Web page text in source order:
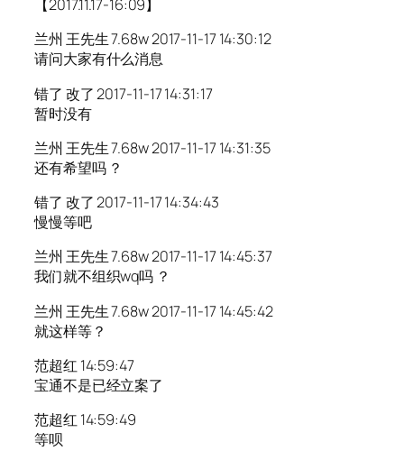
【2017.11.17-16:09】
兰州 王先生 7.68w 2017-11-17 14:30:12
请问大家有什么消息
错了 改了 2017-11-17 14:31:17
暂时没有
兰州 王先生 7.68w 2017-11-17 14:31:35
还有希望吗 ？
错了 改了 2017-11-17 14:34:43
慢慢等吧
兰州 王先生 7.68w 2017-11-17 14:45:37
我们就不组织wq吗 ？
兰州 王先生 7.68w 2017-11-17 14:45:42
就这样等？
范超红 14:59:47
宝通不是已经立案了
范超红 14:59:49
等呗